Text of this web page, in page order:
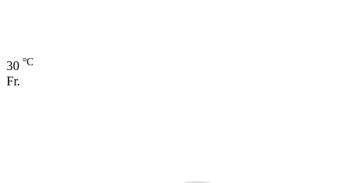
30 °C
Fr.